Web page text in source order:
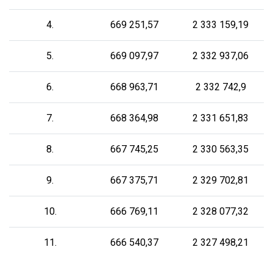
4. 669 251,57 2 333 159,19
5. 669 097,97 2 332 937,06
6. 668 963,71 2 332 742,9
7. 668 364,98 2 331 651,83
8. 667 745,25 2 330 563,35
9. 667 375,71 2 329 702,81
10. 666 769,11 2 328 077,32
11. 666 540,37 2 327 498,21